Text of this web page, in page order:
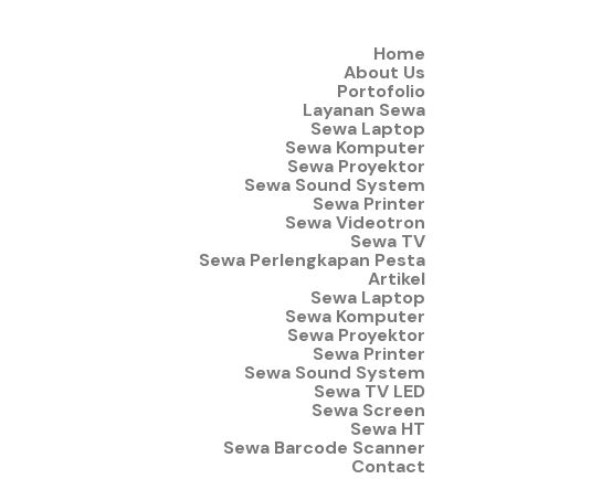
Home
About Us
Portofolio
Layanan Sewa
Sewa Laptop
Sewa Komputer
Sewa Proyektor
Sewa Sound System
Sewa Printer
Sewa Videotron
Sewa TV
Sewa Perlengkapan Pesta
Artikel
Sewa Laptop
Sewa Komputer
Sewa Proyektor
Sewa Printer
Sewa Sound System
Sewa TV LED
Sewa Screen
Sewa HT
Sewa Barcode Scanner
Contact